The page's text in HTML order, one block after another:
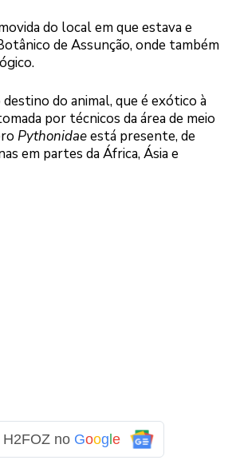
do local em que estava e
de Assunção, onde também
do animal, que é exótico à
por técnicos da área de meio
Pythonidaeestá presente, de
em partes da África, Ásia e
H2FOZ no Google